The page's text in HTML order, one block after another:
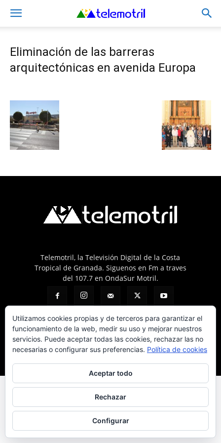
Eliminación de las barreras
arquitectónicas en avenida Europa
Telemotril, la Televisión Digital de la Costa
Tropical de Granada. Siguenos en Fm a traves
del 107.7 en OndaSur Motril.
Política de cookies Más información sobre las cookies Contacto
© © 2025 Telemotril - Costa Tropical de Granada
Utilizamos cookies propias y de terceros para garantizar el
funcionamiento de la web, medir su uso y mejorar nuestros
servicios. Puede aceptar todas las cookies, rechazar las no
necesarias o configurar sus preferencias. Política de cookies
Aceptar todo
Rechazar
Configurar